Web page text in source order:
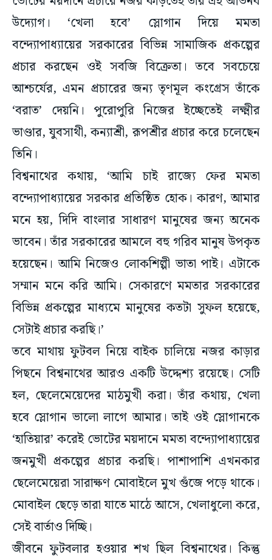
উদ্যোগ। ‘খেলা হবে’ স্লোগান দিয়ে মমতা
বন্দ্যোপাধ্যায়ের সরকারের বিভিন্ন সামাজিক প্রকল্পের
প্রচার করছেন ওই সবজি বিক্রেতা। তবে সবচেয়ে
আশ্চর্যের, এমন প্রচারের জন্য তৃণমূল কংগ্রেস তাঁকে
‘বরাত’ দেয়নি। পুরোপুরি নিজের ইচ্ছেতেই লক্ষ্মীর
ভাণ্ডার, যুবসাথী, কন্যাশ্রী, রূপশ্রীর প্রচার করে চলেছেন
তিনি।
বিশ্বনাথের কথায়, ‘আমি চাই রাজ্যে ফের মমতা
বন্দ্যোপাধ্যায়ের সরকার প্রতিষ্ঠিত হোক। কারণ, আমার
মনে হয়, দিদি বাংলার সাধারণ মানুষের জন্য অনেক
ভাবেন। তাঁর সরকারের আমলে বহু গরিব মানুষ উপকৃত
হয়েছেন। আমি নিজেও লোকশিল্পী ভাতা পাই। এটাকে
সম্মান মনে করি আমি। সেকারণে মমতার সরকারের
বিভিন্ন প্রকল্পের মাধ্যমে মানুষের কতটা সুফল হয়েছে,
সেটাই প্রচার করছি।’
তবে মাথায় ফুটবল নিয়ে বাইক চালিয়ে নজর কাড়ার
পিছনে বিশ্বনাথের আরও একটি উদ্দেশ্য রয়েছে। সেটি
হল, ছেলেমেয়েদের মাঠমুখী করা। তাঁর কথায়, খেলা
হবে স্লোগান ভালো লাগে আমার। তাই ওই স্লোগানকে
‘হাতিয়ার’ করেই ভোটের ময়দানে মমতা বন্দ্যোপাধ্যায়ের
জনমুখী প্রকল্পের প্রচার করছি। পাশাপাশি এখনকার
ছেলেমেয়েরা সারাক্ষণ মোবাইলে মুখ গুঁজে পড়ে থাকে।
মোবাইল ছেড়ে তারা যাতে মাঠে আসে, খেলাধুলো করে,
সেই বার্তাও দিচ্ছি।
জীবনে ফুটবলার হওয়ার শখ ছিল বিশ্বনাথের। কিন্তু